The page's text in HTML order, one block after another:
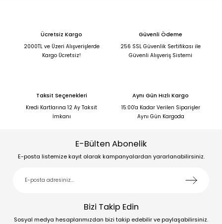
Ücretsiz Kargo
2000TL ve Üzeri Alışverişlerde
Kargo Ücretsiz!
Güvenli Ödeme
256 SSL Güvenlik Sertifikası ile
Güvenli Alışveriş Sistemi
Taksit Seçenekleri
Kredi Kartlarına 12 Ay Taksit
İmkanı
Aynı Gün Hızlı Kargo
15:00'a Kadar Verilen Siparişler
Aynı Gün Kargoda
E-Bülten Abonelik
E-posta listemize kayıt olarak kampanyalardan yararlanabilirsiniz.
Bizi Takip Edin
Sosyal medya hesaplarımızdan bizi takip edebilir ve paylaşabilirsiniz.